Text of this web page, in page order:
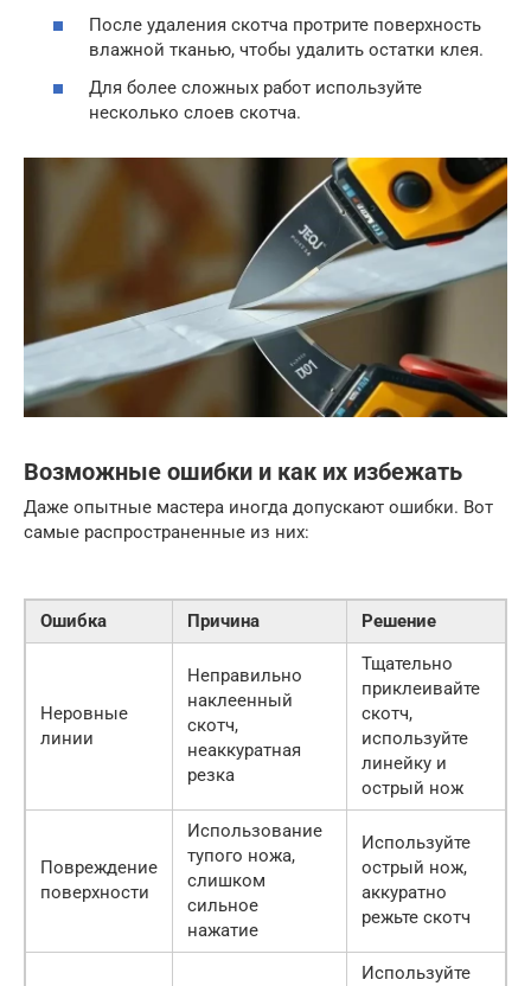
После удаления скотча протрите поверхность
влажной тканью, чтобы удалить остатки клея.
Для более сложных работ используйте
несколько слоев скотча.
Возможные ошибки и как их избежать
Даже опытные мастера иногда допускают ошибки. Вот
самые распространенные из них:
Ошибка Причина Решение
Неровные
линии
Неправильно
наклеенный
скотч,
неаккуратная
резка
Тщательно
приклеивайте
скотч,
используйте
линейку и
острый нож
Повреждение
поверхности
Использование
тупого ножа,
слишком
сильное
нажатие
Используйте
острый нож,
аккуратно
режьте скотч
Используйте